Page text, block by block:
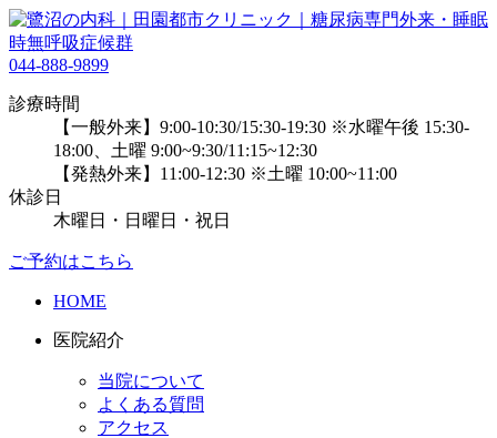
044-888-9899
診療時間
【一般外来】9:00-10:30/15:30-19:30 ※水曜午後 15:30-
18:00、土曜 9:00~9:30/11:15~12:30
【発熱外来】11:00-12:30 ※土曜 10:00~11:00
休診日
木曜日・日曜日・祝日
ご予約はこちら
HOME
医院紹介
当院について
よくある質問
アクセス